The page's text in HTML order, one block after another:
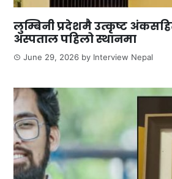
लुम्बिनी प्रदेशमै उत्कृष्ट
अस्पताल पहिलो स्थानमा
June 29, 2026 by Interview Nepal